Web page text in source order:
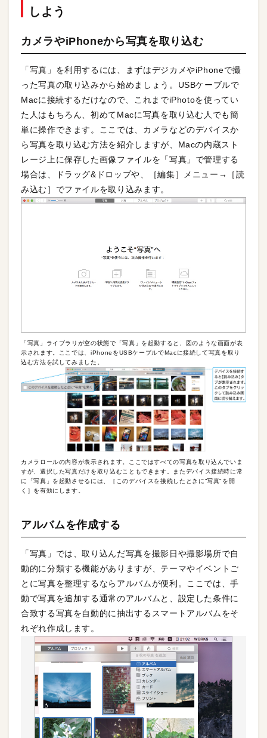
しよう
カメラやiPhoneから写真を取り込む
「写真」を利用するには、まずはデジカメやiPhoneで撮
った写真の取り込みから始めましょう。USBケーブルで
Macに接続するだけなので、これまでiPhotoを使ってい
た人はもちろん、初めてMacに写真を取り込む人でも簡
単に操作できます。ここでは、カメラなどのデバイスか
ら写真を取り込む方法を紹介しますが、Macの内蔵スト
レージ上に保存した画像ファイルを「写真」で管理する
場合は、ドラッグ&ドロップや、［編集］メニュー→［読
み込む］でファイルを取り込みます。
「写真」ライブラリが空の状態で「写真」を起動すると、図のような画面が表
示されます。ここでは、iPhoneをUSBケーブルでMacに接続して写真を取り
込む方法を試してみました。
カメラロールの内容が表示されます。ここではすべての写真を取り込んでいま
すが、選択した写真だけを取り込むこともできます。またデバイス接続時に常
に「写真」を起動させるには、［このデバイスを接続したときに“写真"を開
く］を有効にします。
アルバムを作成する
「写真」では、取り込んだ写真を撮影日や撮影場所で自
動的に分類する機能がありますが、テーマやイベントご
とに写真を整理するならアルバムが便利。ここでは、手
動で写真を追加する通常のアルバムと、設定した条件に
合致する写真を自動的に抽出するスマートアルバムをそ
れぞれ作成します。